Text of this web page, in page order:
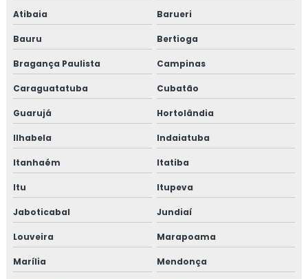
Projeto elétrico comercial
Projeto elétrico industrial
Projeto eletrico industrial preço
Projeto elétrico preço
Projeto elétrico residencial
Projeto elétrico residencial belo horizonte
Projeto elétrico residencial completo
Projeto eletrico residencial orçamento
Atibaia Barueri
Bauru Bertioga
Bragança Paulista Campinas
Caraguatatuba Cubatão
Guarujá Hortolândia
Ilhabela Indaiatuba
Itanhaém Itatiba
Itu Itupeva
Jaboticabal Jundiaí
Louveira Marapoama
Marília Mendonça